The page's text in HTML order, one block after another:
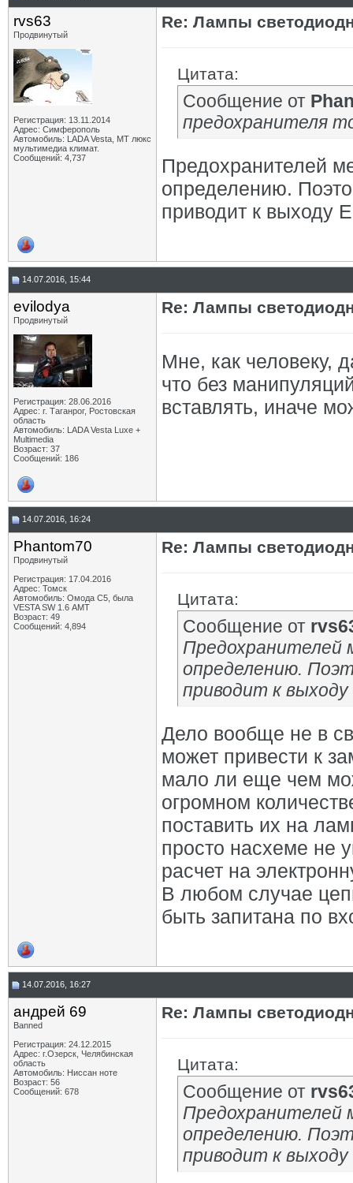
rvs63
Продвинутый
Регистрация: 13.11.2014
Адрес: Симферополь
Автомобиль: LADA Vesta, МТ люкс
мультимедиа климат.
Сообщений: 4,737
Re: Лампы
Цитата:
Сообщение от
предохранителя
Предохранителей
определению.
приводит к выходу
14.07.2016, 15:44
evilodya
Продвинутый
Регистрация: 28.06.2016
Адрес: г. Таганрог, Ростовская
область
Автомобиль: LADA Vesta Luxe +
Multimedia
Возраст: 37
Сообщений: 186
Re: Лампы
Мне, как человеку,
что без
вставлять, иначе
14.07.2016, 16:24
Phantom70
Продвинутый
Регистрация: 17.04.2016
Адрес: Томск
Автомобиль: Омода С5, была
VESTA SW 1.6 АМТ
Возраст: 49
Сообщений: 4,894
Re: Лампы
Цитата:
Сообщение от
Предохранителей
определению.
приводит к
Дело вообще не в
может привести к
мало ли еще чем
огромном
поставить их на
просто насхеме не
расчет на
В любом случае
быть запитана по
14.07.2016, 16:27
андрей 69
Banned
Регистрация: 24.12.2015
Адрес: г.Озерск, Челябинская
область
Автомобиль: Ниссан ноте
Возраст: 56
Сообщений: 678
Re: Лампы
Цитата:
Сообщение от
Предохранителей
определению.
приводит к